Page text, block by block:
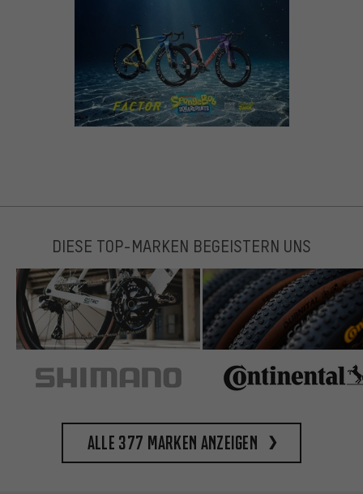
DIESE TOP-MARKEN BEGEISTERN UNS
Alle 377 Marken anzeigen